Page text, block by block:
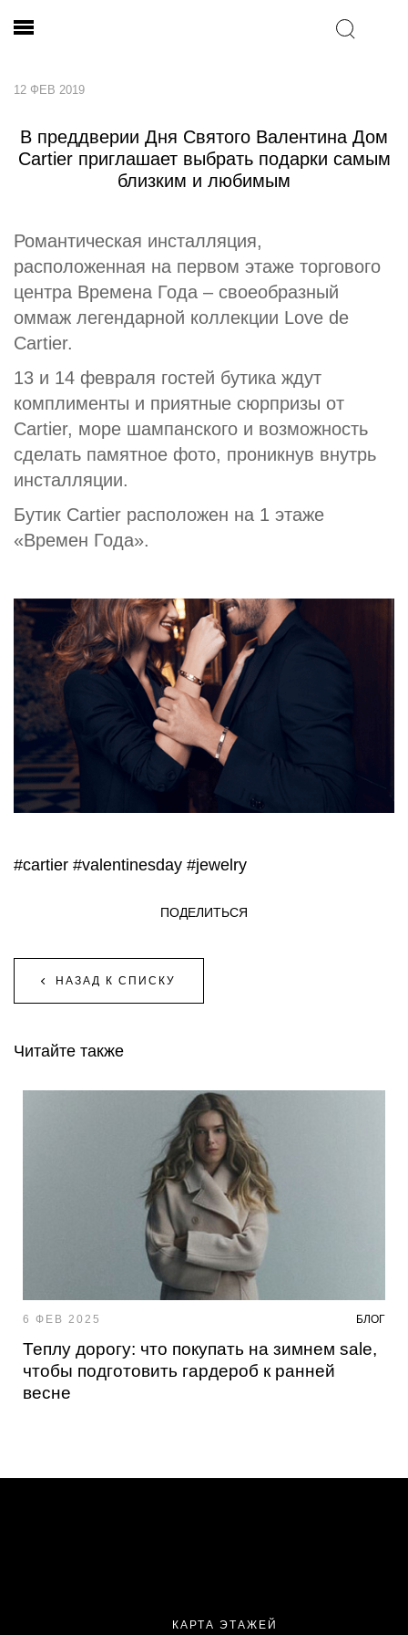
12 ФЕВ 2019
В преддверии Дня Святого Валентина Дом
Cartier приглашает выбрать подарки самым
близким и любимым
Романтическая инсталляция,
расположенная на первом этаже торгового
центра Времена Года – своеобразный
оммаж легендарной коллекции Love de
Cartier.
13 и 14 февраля гостей бутика ждут
комплименты и приятные сюрпризы от
Cartier, море шампанского и возможность
сделать памятное фото, проникнув внутрь
инсталляции.
Бутик Cartier расположен на 1 этаже
«Времен Года».
#cartier #valentinesday #jewelry
НАЗАД К СПИСКУ
ПОДЕЛИТЬСЯ
Читайте также
6 ФЕВ 2025 БЛОГ
Теплу дорогу: что покупать на зимнем sale,
чтобы подготовить гардероб к ранней
весне
КАРТА ЭТАЖЕЙ